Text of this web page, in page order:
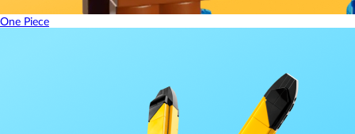
One Piece